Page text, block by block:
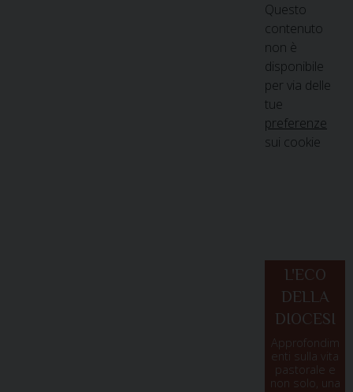
Questo
contenuto
non è
disponibile
per via delle
tue
preferenze
sui cookie
L'ECO
DELLA
DIOCESI
Approfondim
enti sulla vita
pastorale e
non solo, una